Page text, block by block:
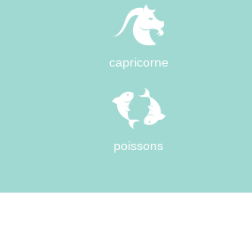
capricorne
poissons